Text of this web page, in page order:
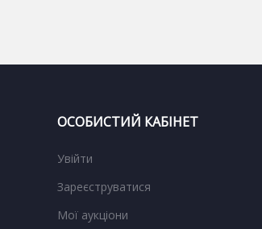
ОСОБИСТИЙ КАБІНЕТ
Увійти
Зареєструватися
Мої аукціони